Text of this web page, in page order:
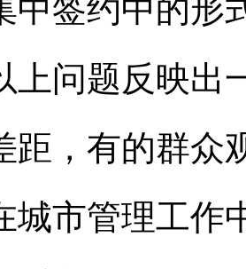
中签约中的形
题反映出一
距，有的群众
城市管理工作